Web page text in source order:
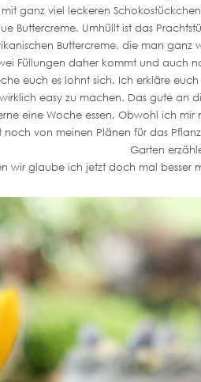
ganz viel leckeren
Buttercreme. Umhüllt ist das
Buttercreme, die man
Füllungen daher kommt und auch
euch es lohnt sich. Ich erkläre
easy zu machen. Das gute an
eine Woche essen. Obwohl ich
von meinen Plänen für das
Garten
wir glaube ich jetzt doch mal besser